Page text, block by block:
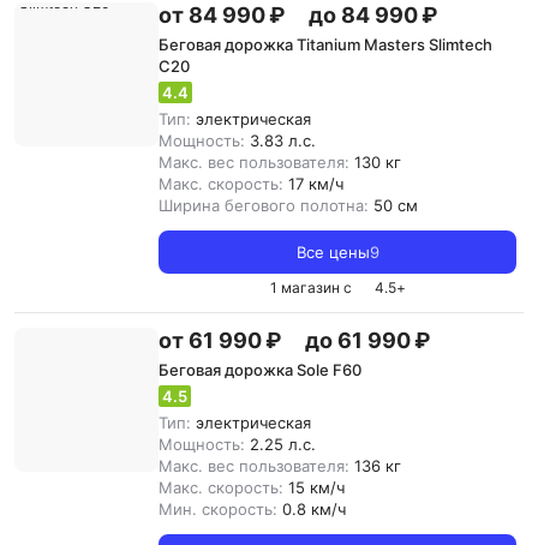
от 84 990 ₽ до 84 990 ₽
Беговая дорожка Titanium Masters Slimtech
C20
4.4
Тип: электрическая
Мощность: 3.83 л.с.
Макс. вес пользователя: 130 кг
Макс. скорость: 17 км/ч
Ширина бегового полотна: 50 см
Все цены9
1 магазин с 4.5+
от 61 990 ₽ до 61 990 ₽
Беговая дорожка Sole F60
4.5
Тип: электрическая
Мощность: 2.25 л.с.
Макс. вес пользователя: 136 кг
Макс. скорость: 15 км/ч
Мин. скорость: 0.8 км/ч